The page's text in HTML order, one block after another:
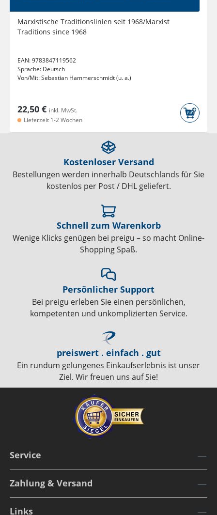
Marxistische Traditionslinien seit 1968/Marxist
Traditions since 1968
EAN:9783847119562
Sprache: Deutsch
Von/Mit:Sebastian Hammerschmidt (u. a.)
22,50 € inkl. MwSt.
Lieferzeit 1-2 Wochen
Kostenloser Versand
Bestellungen werden innerhalb Deutschlands für Sie
kostenlos per Post / DHL geliefert.
Schnell zum Warenkorb
Wenige Klicks genügen bei preigu – so macht Online-
Shopping Spaß.
Persönlicher Support
Bei preigu erleben Sie einen persönlichen,
kompetenten und unkomplizierten Service.
preiswert . einfach . gut
Ein rundum gelungenes Einkaufserlebnis ist unser
Ziel. Wir freuen uns auf Sie!
Service
Zahlung & Versand
Links